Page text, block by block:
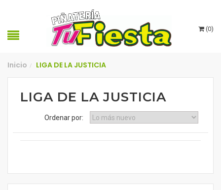
(0)
Inicio / LIGA DE LA JUSTICIA
LIGA DE LA JUSTICIA
Ordenar por: